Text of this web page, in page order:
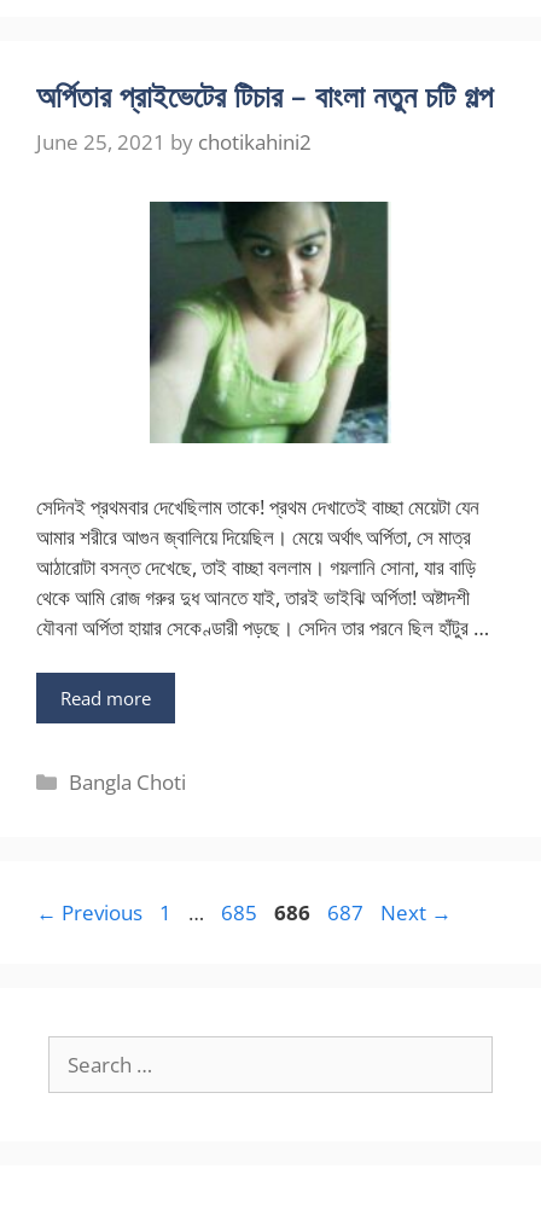
অর্পিতার প্রাইভেটের টিচার – বাংলা নতুন চটি গল্প
June 25, 2021 by chotikahini2
সেদিনই প্রথমবার দেখেছিলাম তাকে! প্রথম দেখাতেই বাচ্ছা মেয়েটা যেন
আমার শরীরে আগুন জ্বালিয়ে দিয়েছিল। মেয়ে অর্থাৎ অর্পিতা, সে মাত্র
আঠারোটা বসন্ত দেখেছে, তাই বাচ্ছা বললাম। গয়লানি সোনা, যার বাড়ি
থেকে আমি রোজ গরুর দুধ আনতে যাই, তারই ভাইঝি অর্পিতা! অষ্টাদশী
যৌবনা অর্পিতা হায়ার সেকেণ্ডারী পড়ছে। সেদিন তার পরনে ছিল হাঁটুর …
Read more
Categories
Bangla Choti
← Previous Page
1 … Page
685 Page
686 Page
687 Next →
for: